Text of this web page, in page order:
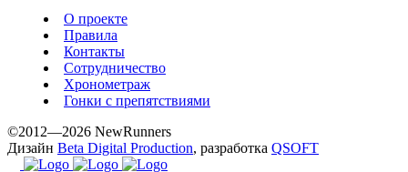
prices.
О проекте
Правила
Контакты
Сотрудничество
Хронометраж
Гонки с препятствиями
©2012—2026 NewRunners
Дизайн Beta Digital Production, разработка QSOFT